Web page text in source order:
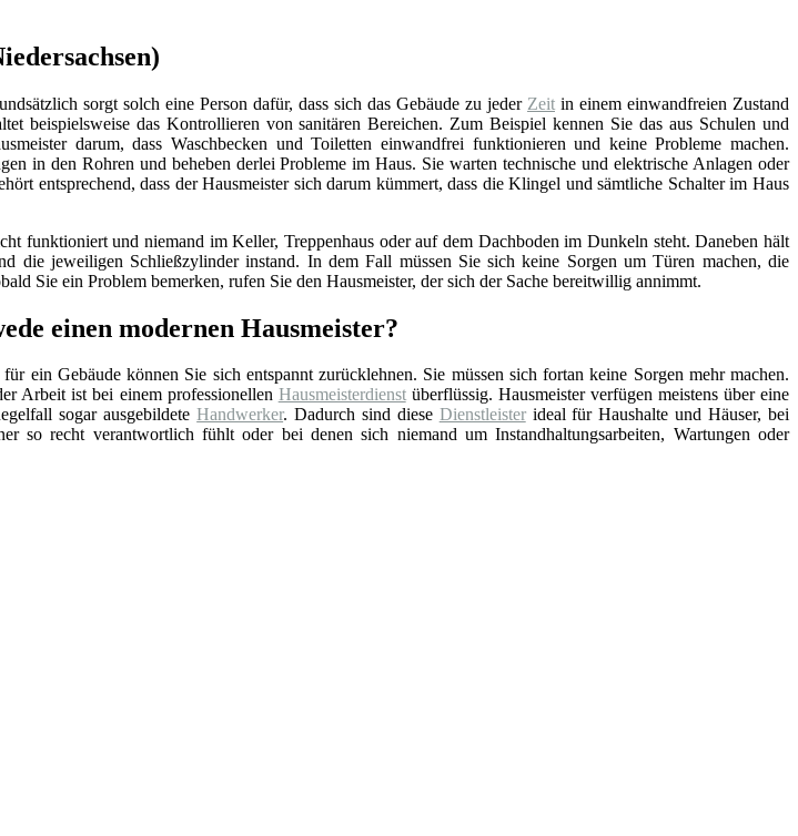
sorgt solch eine Person dafür, dass sich das Gebäude zu jeder Zeit in einem einwandfreien Zustand
beispielsweise das Kontrollieren von sanitären Bereichen. Zum Beispiel kennen Sie das aus Schulen und
darum, dass Waschbecken und Toiletten einwandfrei funktionieren und keine Probleme machen.
in den Rohren und beheben derlei Probleme im Haus. Sie warten technische und elektrische Anlagen oder
entsprechend, dass der Hausmeister sich darum kümmert, dass die Klingel und sämtliche Schalter im Haus
funktioniert und niemand im Keller, Treppenhaus oder auf dem Dachboden im Dunkeln steht. Daneben hält
die jeweiligen Schließzylinder instand. In dem Fall müssen Sie sich keine Sorgen um Türen machen, die
Sie ein Problem bemerken, rufen Sie den Hausmeister, der sich der Sache bereitwillig annimmt.
einen modernen Hausmeister?
für ein Gebäude können Sie sich entspannt zurücklehnen. Sie müssen sich fortan keine Sorgen mehr machen.
Arbeit ist bei einem professionellen Hausmeisterdienstüberflüssig. Hausmeister verfügen meistens über eine
sogar ausgebildeteHandwerker. Dadurch sind diese Dienstleisterideal für Haushalte und Häuser, bei
so recht verantwortlich fühlt oder bei denen sich niemand um Instandhaltungsarbeiten, Wartungen oder